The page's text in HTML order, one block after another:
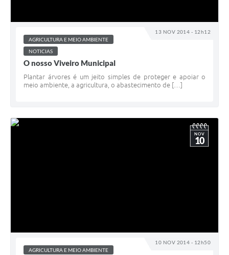
13 NOV 2014 - 12h12
AGRICULTURA E MEIO AMBIENTE
NOTICIAS
O nosso Viveiro Municipal
Plantar árvores é um jeito simples de proteger e apoiar o
meio ambiente, a agricultura, o abastecimento de […]
10 NOV 2014 - 12h50
NOV
10
AGRICULTURA E MEIO AMBIENTE